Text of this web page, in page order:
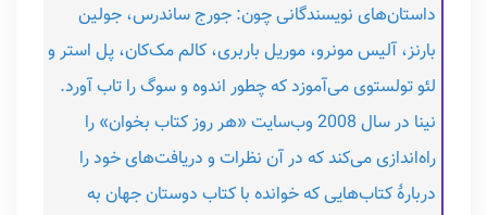
داستان‌های نویسندگانی چون: جورج ساندرس، جولین
بارنز، آلیس مونرو، موریل باربری، کالم مک‌کان، پل استر و
لئو تولستوی می‌آموزد که چطور اندوه و سوگ را تاب آورد.
نینا در سال 2008 وب‌سایت «هر روز کتاب بخوان» را
راه‌اندازی می‌کند که در آن نظرات و دریافت‌های خود را
دربارۀ کتاب‌هایی که خوانده با کتاب‌ دوستان جهان به